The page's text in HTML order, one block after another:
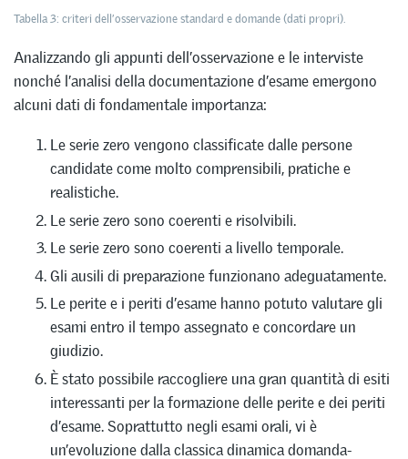
Tabella 3: criteri dell’osservazione standard e domande (dati propri).
Analizzando gli appunti dell’osservazione e le interviste
nonché l’analisi della documentazione d’esame emergono
alcuni dati di fondamentale importanza:
Le serie zero vengono classificate dalle persone
candidate come molto comprensibili, pratiche e
realistiche.
Le serie zero sono coerenti e risolvibili.
Le serie zero sono coerenti a livello temporale.
Gli ausili di preparazione funzionano adeguatamente.
Le perite e i periti d’esame hanno potuto valutare gli
esami entro il tempo assegnato e concordare un
giudizio.
È stato possibile raccogliere una gran quantità di esiti
interessanti per la formazione delle perite e dei periti
d’esame. Soprattutto negli esami orali, vi è
un’evoluzione dalla classica dinamica domanda-